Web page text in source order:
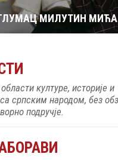
МИЛУТИН
културе, историје и
српским народом, без
подручје.